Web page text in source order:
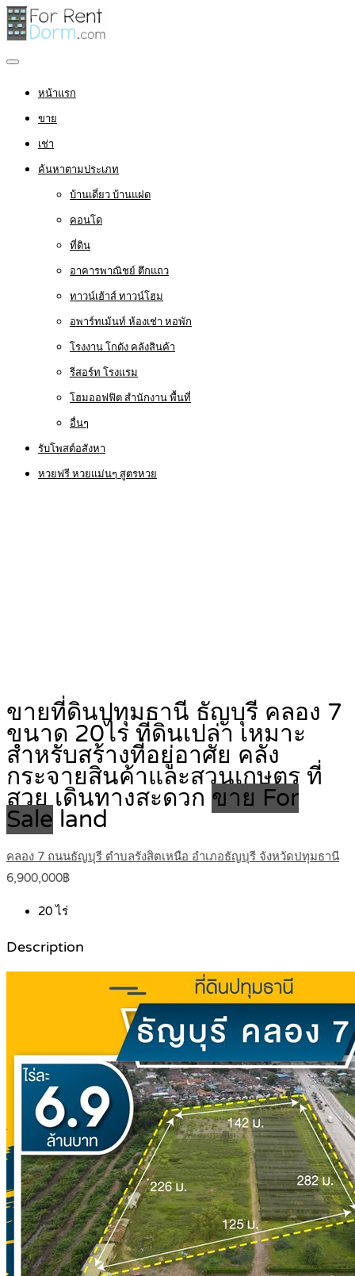
หน้าแรก
ขาย
เช่า
ค้นหาตามประเภท
บ้านเดี่ยว บ้านแฝด
คอนโด
ที่ดิน
อาคารพาณิชย์ ตึกแถว
ทาวน์เฮ้าส์ ทาวน์โฮม
อพาร์ทเม้นท์ ห้องเช่า หอพัก
โรงงาน โกดัง คลังสินค้า
รีสอร์ท โรงแรม
โฮมออฟฟิต สำนักงาน พื้นที่
อื่นๆ
รับโพสต์อสังหา
หวยฟรี หวยแม่นๆ สูตรหวย
ขายที่ดินปทุมธานี ธัญบุรี คลอง 7
ขนาด 20ไร่ ที่ดินเปล่า เหมาะ
สำหรับสร้างที่อยู่อาศัย คลัง
กระจายสินค้าและสวนเกษตร ที่
สวย เดินทางสะดวก ขาย For
Sale land
คลอง 7 ถนนธัญบุรี ตำบลรังสิตเหนือ อำเภอธัญบุรี จังหวัดปทุมธานี
6,900,000฿
20ไร่
Description